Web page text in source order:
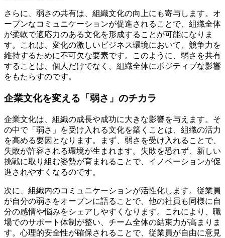
さらに、弱さの共有は、組織文化の向上にも寄与します。オ
ープンなコミュニケーションが促進されることで、組織全体
が柔軟で適応力のある文化を形成することが可能になりま
す。これは、変化の激しいビジネス環境において、競争力を
維持するために不可欠な要素です。このように、弱さを共有
することは、個人だけでなく、組織全体にポジティブな影響
をもたらすのです。
企業文化を変える「弱さ」のチカラ
企業文化は、組織の成長や成功に大きな影響を与えます。そ
の中で「弱さ」を受け入れる文化を築くことは、組織の活力
を高める要因となります。まず、弱さを受け入れることで、
失敗が許容される環境が生まれます。失敗を恐れず、新しい
挑戦に取り組む姿勢が育まれることで、イノベーションが促
進されやすくなるのです。
次に、組織内のコミュニケーションが活性化します。従業員
が自分の弱さをオープンに語ることで、他の社員も同様に自
分の感情や悩みをシェアしやすくなります。これにより、職
場でのサポート体制が整い、チーム全体の結束力が高まりま
す。心理的安全性が確保されることで、従業員が自由に意見